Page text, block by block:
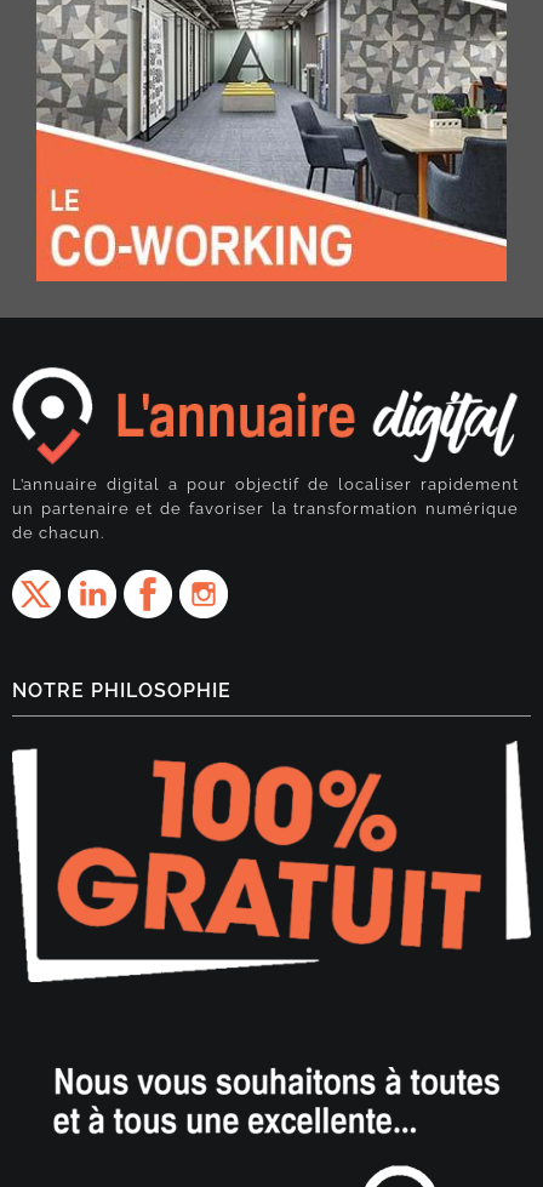
L’annuaire digital a pour objectif de localiser rapidement
un partenaire et de favoriser la transformation numérique
de chacun.
NOTRE PHILOSOPHIE